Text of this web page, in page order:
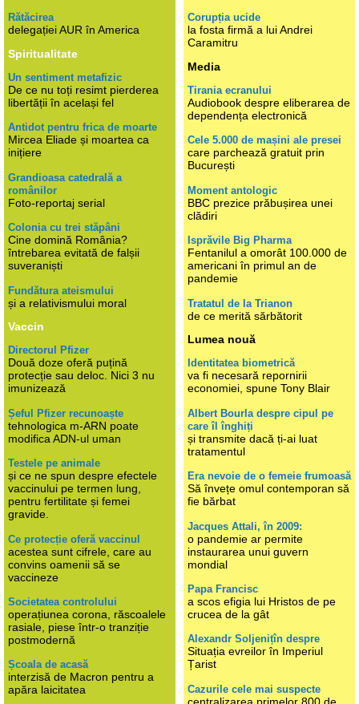
Rătăcirea
delegației AUR în America
Spiritualitate
Un sentiment metafizic
De ce nu toți resimt pierderea
libertății în același fel
Antidot pentru frica de moarte
Mircea Eliade și moartea ca
inițiere
Grandioasa catedrală a
românilor
Foto-reportaj serial
Colonia cu trei stăpâni
Cine domină România?
întrebarea evitată de falșii
suveraniști
Fundătura ateismului
și a relativismului moral
Vaccin
Directorul Pfizer
Două doze oferă puțină
protecție sau deloc. Nici 3 nu
imunizează
Șeful Pfizer recunoaște
tehnologica m-ARN poate
modifica ADN-ul uman
Testele pe animale
și ce ne spun despre efectele
vaccinului pe termen lung,
pentru fertilitate și femei
gravide.
Ce protecție oferă vaccinul
acestea sunt cifrele, care au
convins oamenii să se
vaccineze
Societatea controlului
operațiunea corona, răscoalele
rasiale, piese într-o tranziție
postmodernă
Școala de acasă
interzisă de Macron pentru a
apăra laicitatea
Corupția ucide
la fosta firmă a lui Andrei
Caramitru
Media
Tirania ecranului
Audiobook despre eliberarea de
dependența electronică
Cele 5.000 de mașini ale presei
care parchează gratuit prin
București
Moment antologic
BBC prezice prăbușirea unei
clădiri
Isprăvile Big Pharma
Fentanilul a omorât 100.000 de
americani în primul an de
pandemie
Tratatul de la Trianon
de ce merită sărbătorit
Lumea nouă
Identitatea biometrică
va fi necesară repornirii
economiei, spune Tony Blair
Albert Bourla despre cipul pe
care îl înghiți
și transmite dacă ți-ai luat
tratamentul
Era nevoie de o femeie frumoasă
Să învețe omul contemporan să
fie bărbat
Jacques Attali, în 2009:
o pandemie ar permite
instaurarea unui guvern
mondial
Papa Francisc
a scos efigia lui Hristos de pe
crucea de la gât
Alexandr Soljenițîn despre
Situația evreilor în Imperiul
Țarist
Cazurile cele mai suspecte
centralizarea primelor 800 de